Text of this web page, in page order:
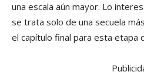
una escala aún mayor. Lo
se trata solo de una secuela
el capítulo final para esta etapa